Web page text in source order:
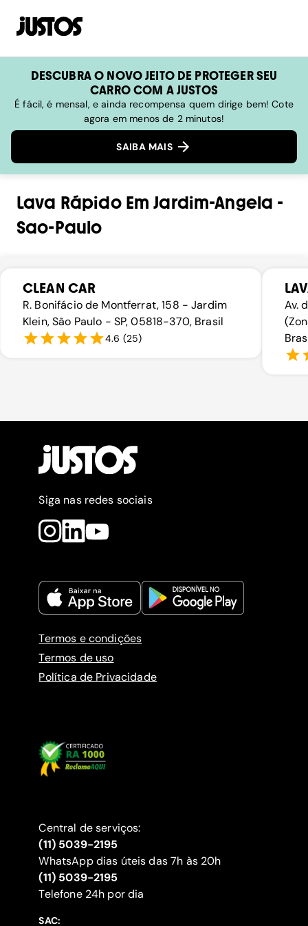
DESCUBRA O NOVO JEITO DE PROTEGER SEU
CARRO COM A JUSTOS
É fácil, é mensal, e ainda recompensa quem dirige bem! Cote
agora em menos de 2 minutos!
SAIBA MAIS
Lava RápidoEmJardim-Angela -
Sao-Paulo
CLEAN CAR
R. Bonifácio de Montferrat, 158 - Jardim
Klein, São Paulo - SP, 05818-370, Brasil
4.6 (25)
Av.
Siga nas redes sociais
Termos e condições
Termos de uso
Política de Privacidade
Central de serviços:
(11) 5039-2195
WhatsApp dias úteis das 7h às 20h
(11) 5039-2195
‍Telefone 24h por dia
SAC: